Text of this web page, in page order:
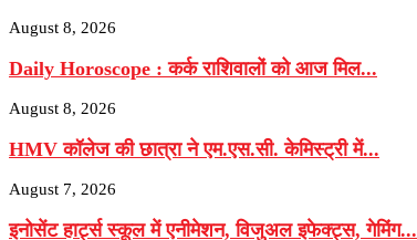
August 8, 2026
Daily Horoscope : कर्क राशिवालों को आज मिल...
August 8, 2026
HMV कॉलेज की छात्रा ने एम.एस.सी. केमिस्ट्री में...
August 7, 2026
इनोसेंट हार्ट्स स्कूल में एनीमेशन, विजुअल इफेक्ट्स, गेमिंग...